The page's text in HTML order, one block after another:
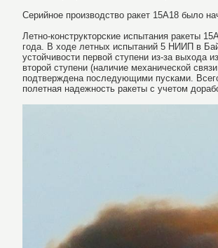
Серийное производство ракет 15А18 было
Летно-конструкторские испытания ракеты
года. В ходе летных испытаний 5 НИИП в
устойчивости первой ступени из-за выхода
второй ступени (наличие механической
подтверждена последующими пусками.
полетная надежность ракеты с учетом